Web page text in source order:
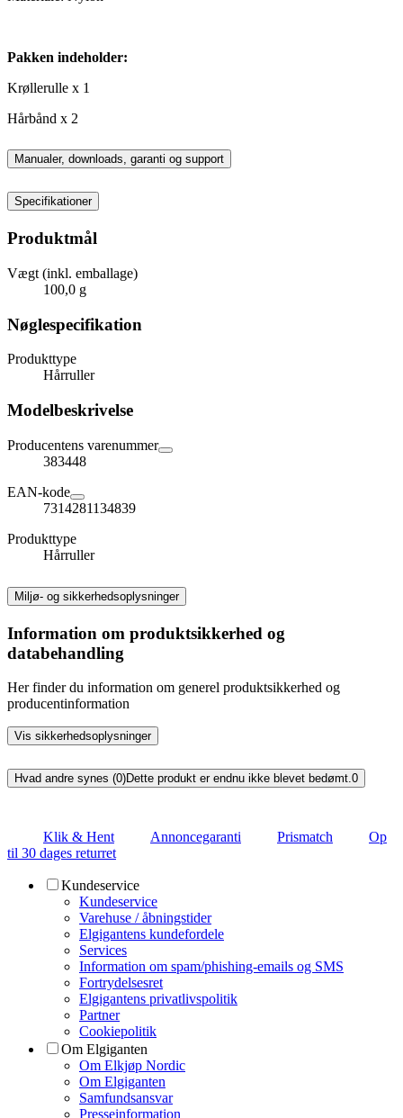
Pakken indeholder:
Krøllerulle x 1
Hårbånd x 2
Manualer, downloads, garanti og support
Specifikationer
Produktmål
Vægt (inkl. emballage)
100,0 g
Nøglespecifikation
Produkttype
Hårruller
Modelbeskrivelse
Producentens varenummer
383448
EAN-kode
7314281134839
Produkttype
Hårruller
Miljø- og sikkerhedsoplysninger
Information om produktsikkerhed og
databehandling
Her finder du information om generel produktsikkerhed og
producentinformation
Vis sikkerhedsoplysninger
Hvad andre synes (0)Dette produkt er endnu ikke blevet bedømt.0
Klik & Hent Annoncegaranti Prismatch
Op
til 30 dages returret
Kundeservice
Kundeservice
Varehuse / åbningstider
Elgigantens kundefordele
Services
Information om spam/phishing-emails og SMS
Fortrydelsesret
Elgigantens privatlivspolitik
Partner
Cookiepolitik
Om Elgiganten
Om Elkjøp Nordic
Om Elgiganten
Samfundsansvar
Presseinformation